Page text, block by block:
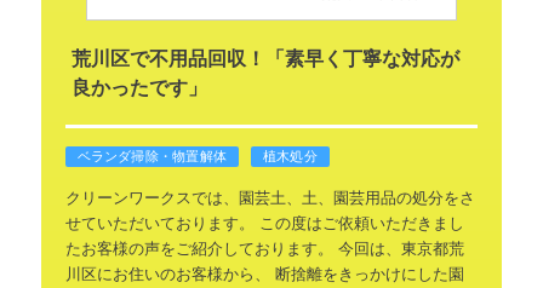
荒川区で不用品回収！「素早く丁寧な対応が
良かったです」
ベランダ掃除・物置解体 植木処分
クリーンワークスでは、園芸土、土、園芸用品の処分をさ
せていただいております。
この度はご依頼いただきまし
たお客様の声をご紹介しております。
今回は、東京都荒
川区にお住いのお客様から、
断捨離をきっかけにした園